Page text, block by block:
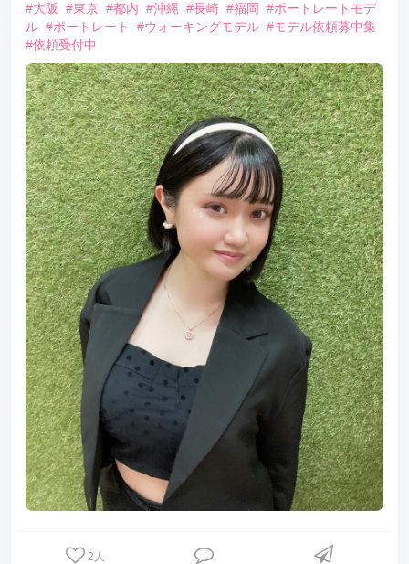
#大阪
#東京 #都内 #沖縄 #長崎 #福岡
#ポートレートモデ
ル #ポートレート #ウォーキングモデル #モデル依頼募中集
#依頼受付中
2 人